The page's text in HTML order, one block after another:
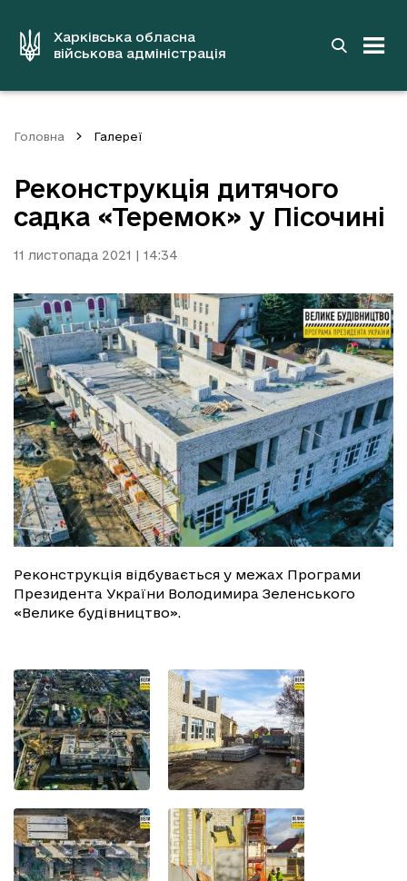
вмістуХарківська обласна
військова адміністрація
Головна Галереї
Реконструкція дитячого
садка «Теремок» у Пісочині
11 листопада 2021 | 14:34
Реконструкція відбувається у межах Програми
Президента України Володимира Зеленського
«Велике будівництво».